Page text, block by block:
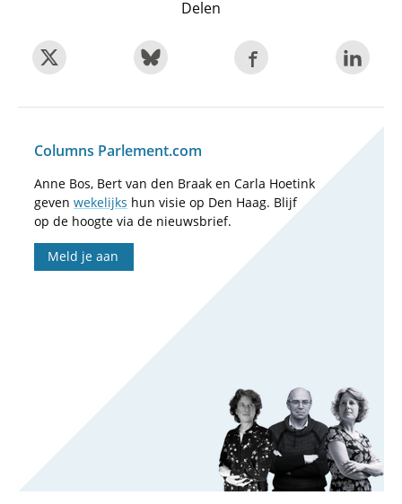
Delen
Columns Parlement.com
Anne Bos, Bert van den Braak en Carla Hoetink
geven wekelijks hun visie op Den Haag. Blijf
op de hoogte via de nieuwsbrief.
Meld je aan